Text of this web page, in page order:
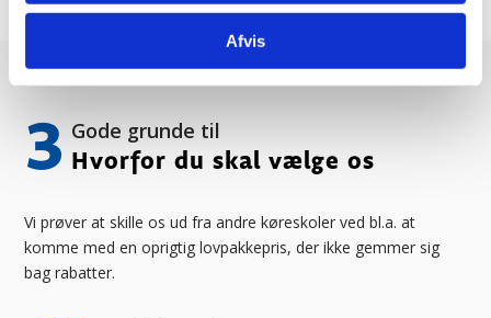
Afvis
3 Gode grunde til
Hvorfor du skal vælge os
Vi prøver at skille os ud fra andre køreskoler ved bl.a. at
komme med en oprigtig lovpakkepris, der ikke gemmer sig
bag rabatter.